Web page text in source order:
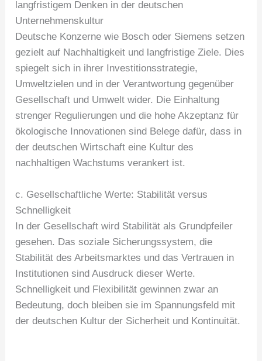
langfristigem Denken in der deutschen
Unternehmenskultur
Deutsche Konzerne wie Bosch oder Siemens setzen
gezielt auf Nachhaltigkeit und langfristige Ziele. Dies
spiegelt sich in ihrer Investitionsstrategie,
Umweltzielen und in der Verantwortung gegenüber
Gesellschaft und Umwelt wider. Die Einhaltung
strenger Regulierungen und die hohe Akzeptanz für
ökologische Innovationen sind Belege dafür, dass in
der deutschen Wirtschaft eine Kultur des
nachhaltigen Wachstums verankert ist.
c. Gesellschaftliche Werte: Stabilität versus
Schnelligkeit
In der Gesellschaft wird Stabilität als Grundpfeiler
gesehen. Das soziale Sicherungssystem, die
Stabilität des Arbeitsmarktes und das Vertrauen in
Institutionen sind Ausdruck dieser Werte.
Schnelligkeit und Flexibilität gewinnen zwar an
Bedeutung, doch bleiben sie im Spannungsfeld mit
der deutschen Kultur der Sicherheit und Kontinuität.